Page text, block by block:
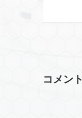
コメント